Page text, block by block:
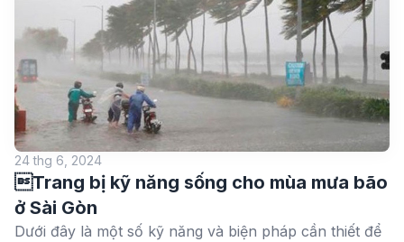
24 thg 6, 2024
Trang bị kỹ năng sống cho mùa mưa bão
ở Sài Gòn
Dưới đây là một số kỹ năng và biện pháp cần thiết để